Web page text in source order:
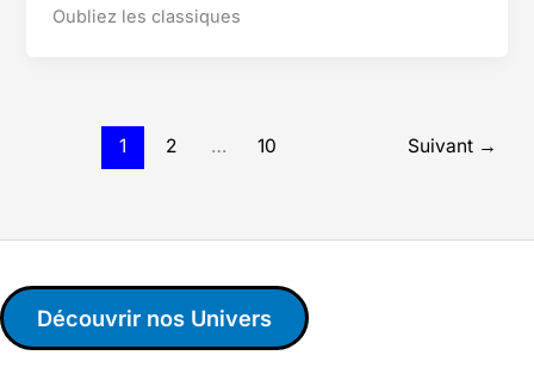
Oubliez les classiques
1 2 … 10 Suivant →
Découvrir nos Univers